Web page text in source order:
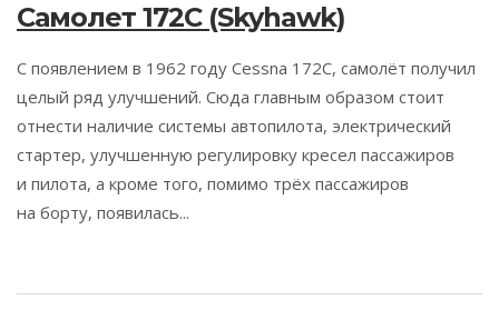
Самолет 172C (Skyhawk)
С появлением в 1962 году Cessna 172С, самолёт получил
целый ряд улучшений. Сюда главным образом стоит
отнести наличие системы автопилота, электрический
стартер, улучшенную регулировку кресел пассажиров
и пилота, а кроме того, помимо трёх пассажиров
на борту, появилась...